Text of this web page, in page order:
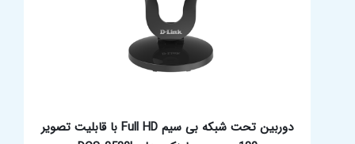
دوربین تحت شبکه بی سیم Full HD با قابلیت تصویر